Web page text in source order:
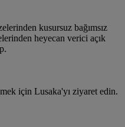
kusursuz bağımsız
heyecan verici açık
için Lusaka'yı ziyaret edin.